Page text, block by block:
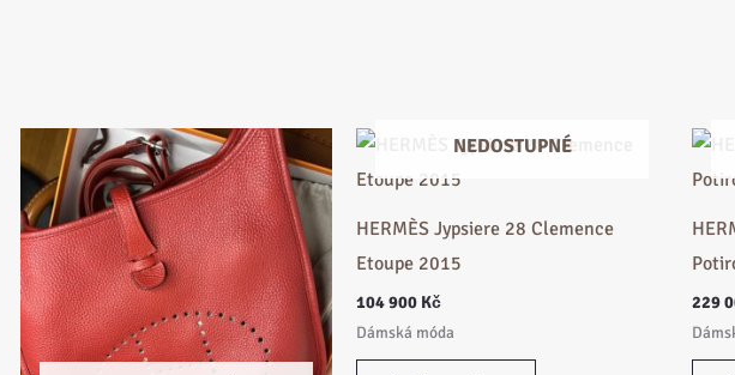
NEDOSTUPNÉ
HERMÈS Jypsiere 28 Clemence
Etoupe 2015
104 900 Kč
Dámská móda
229